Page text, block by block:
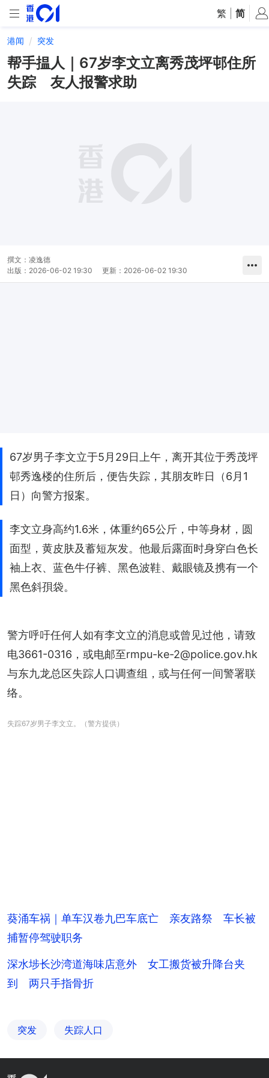
繁 简
港闻 突发
帮手揾人｜67岁李文立离秀茂坪邨住所
失踪 友人报警求助
撰文： 凌逸德
出版： 2026-06-02 19:30 更新： 2026-06-02 19:30
67岁男子李文立于5月29日上午，离开其位于秀茂坪
邨秀逸楼的住所后，便告失踪，其朋友昨日（6月1
日）向警方报案。
李文立身高约1.6米，体重约65公斤，中等身材，圆
面型，黄皮肤及蓄短灰发。他最后露面时身穿白色长
袖上衣、蓝色牛仔裤、黑色波鞋、戴眼镜及携有一个
黑色斜孭袋。
警方呼吁任何人如有李文立的消息或曾见过他，请致
电3661-0316，或电邮至rmpu-ke-2@police.gov.hk
与东九龙总区失踪人口调查组，或与任何一间警署联
络。
失踪67岁男子李文立。（警方提供）
葵涌车祸｜单车汉卷九巴车底亡 亲友路祭 车长被
捕暂停驾驶职务
深水埗长沙湾道海味店意外 女工搬货被升降台夹
到 两只手指骨折
突发 失踪人口